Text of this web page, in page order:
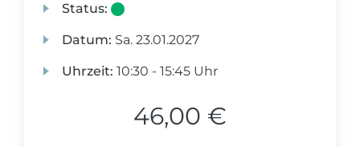
Status:
Datum: Sa. 23.01.2027
Uhrzeit: 10:30 - 15:45 Uhr
46,00 €